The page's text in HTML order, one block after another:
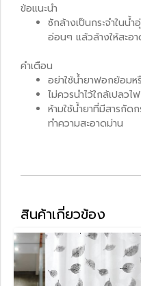
ข้อแนะนำ
ซักล้างเป็นกระจำใน
อ่อนๆ แล้วล้างให้สะอ
คำเตือน
อย่าใช้น้ำยาฟอกย้อมห
ไม่ควรนำไว้ใกล้เปลวไฟ
ห้ามใช้น้ำยาที่มีสารกัด
ทำความสะอาดม่าน
สินค้าเกี่ยวข้อง